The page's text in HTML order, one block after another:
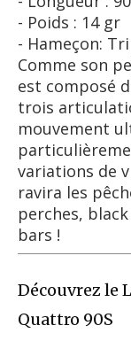
- Poids : 14 gr
- Hameçon:
Comme son
est composé
trois
mouvement
variations de
ravira les
perches,
bars !
Découvrez le
Quattro 90S